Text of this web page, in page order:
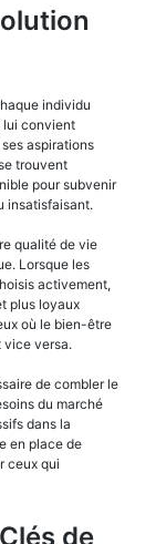
individu
lui convient
aspirations
trouvent
pour subvenir
insatisfaisant.
qualité de vie
Lorsque les
activement,
plus loyaux
où le bien-être
vice versa.
de combler le
du marché
dans la
en place de
ceux qui
de